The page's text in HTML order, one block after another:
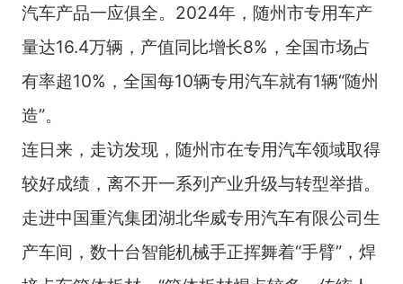
汽车产品一应俱全。2024年，随州市专用车产
量达16.4万辆，产值同比增长8%，全国市场占
有率超10%，全国每10辆专用汽车就有1辆“随州
造”。
连日来，走访发现，随州市在专用汽车领域取得
较好成绩，离不开一系列产业升级与转型举措。
走进中国重汽集团湖北华威专用汽车有限公司生
产车间，数十台智能机械手正挥舞着“手臂”，焊